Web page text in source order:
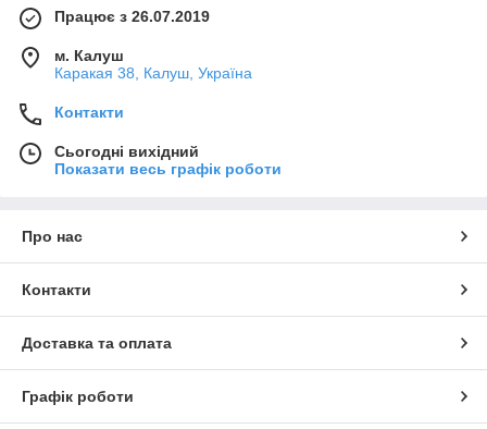
Працює з 26.07.2019
м. Калуш
Каракая 38, Калуш, Україна
Контакти
Сьогодні вихідний
Показати весь графік роботи
Про нас
Контакти
Доставка та оплата
Графік роботи